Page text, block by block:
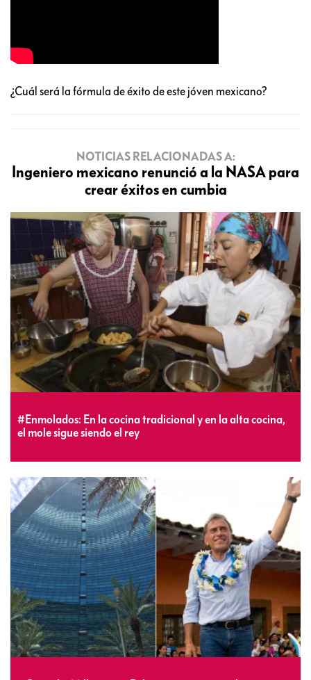
¿Cuál será la fórmula de éxito de este jóven mexicano?
NOTICIAS RELACIONADAS A:
Ingeniero mexicano renunció a la NASA para
crear éxitos en cumbia
#Enmolados: En la cocina tradicional y en la alta cocina,
el mole sigue siendo el rey